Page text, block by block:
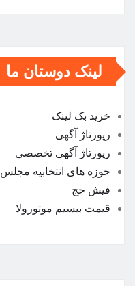
لینک دوستان ما
خرید بک لینک
رپورتاژ آگهی
رپورتاژ آگهی تخصصی
حوزه های انتخابیه مجلس
فیش حج
قیمت بیسیم موتورولا